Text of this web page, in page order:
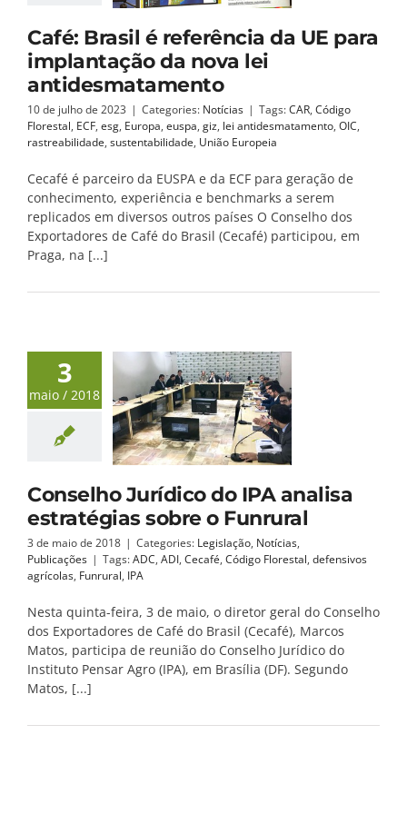
Café: Brasil é referência da UE para
implantação da nova lei
antidesmatamento
10 de julho de 2023 | Categories: Notícias | Tags:CAR, Código
Florestal, ECF, esg, Europa, euspa, giz, lei antidesmatamento, OIC,
rastreabilidade, sustentabilidade, União Europeia
Cecafé é parceiro da EUSPA e da ECF para geração de
conhecimento, experiência e benchmarks a serem
replicados em diversos outros países O Conselho dos
Exportadores de Café do Brasil (Cecafé) participou, em
Praga, na [...]
3
maio / 2018
Conselho Jurídico do IPA analisa
estratégias sobre o Funrural
3 de maio de 2018 | Categories: Legislação, Notícias,
Publicações | Tags:ADC, ADI, Cecafé, Código Florestal, defensivos
agrícolas, Funrural, IPA
Nesta quinta-feira, 3 de maio, o diretor geral do Conselho
dos Exportadores de Café do Brasil (Cecafé), Marcos
Matos, participa de reunião do Conselho Jurídico do
Instituto Pensar Agro (IPA), em Brasília (DF). Segundo
Matos, [...]